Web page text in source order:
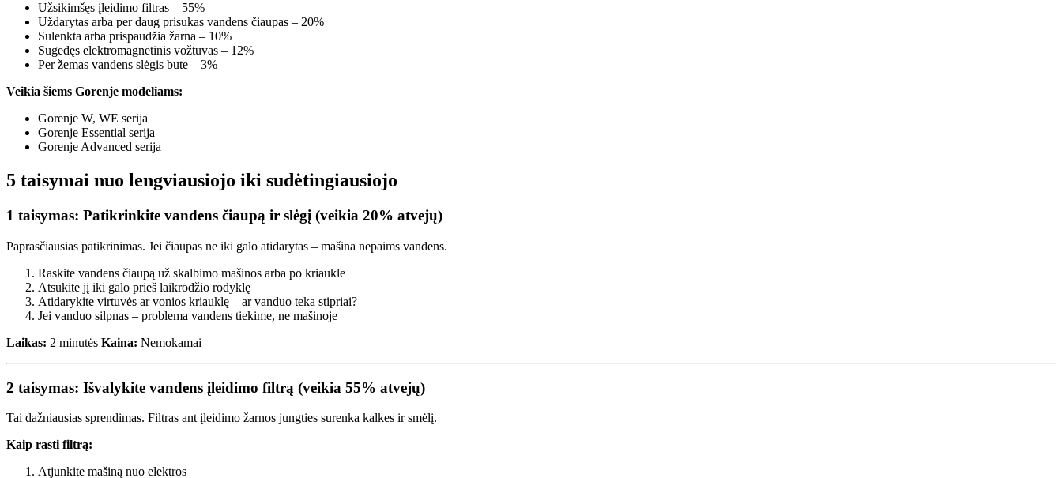
Užsikimšęs įleidimo filtras – 55%
Uždarytas arba per daug prisukas vandens čiaupas – 20%
Sulenkta arba prispaudžia žarna – 10%
Sugedęs elektromagnetinis vožtuvas – 12%
Per žemas vandens slėgis bute – 3%
Veikia šiems Gorenje modeliams:
Gorenje W, WE serija
Gorenje Essential serija
Gorenje Advanced serija
5 taisymai nuo lengviausiojo iki sudėtingiausiojo
1 taisymas: Patikrinkite vandens čiaupą ir slėgį (veikia 20% atvejų)
Paprasčiausias patikrinimas. Jei čiaupas ne iki galo atidarytas – mašina nepaims vandens.
Raskite vandens čiaupą už skalbimo mašinos arba po kriaukle
Atsukite jį iki galo prieš laikrodžio rodyklę
Atidarykite virtuvės ar vonios kriauklę – ar vanduo teka stipriai?
Jei vanduo silpnas – problema vandens tiekime, ne mašinoje
Laikas: 2 minutės Kaina: Nemokamai
2 taisymas: Išvalykite vandens įleidimo filtrą (veikia 55% atvejų)
Tai dažniausias sprendimas. Filtras ant įleidimo žarnos jungties surenka kalkes ir smėlį.
Kaip rasti filtrą:
Atjunkite mašiną nuo elektros